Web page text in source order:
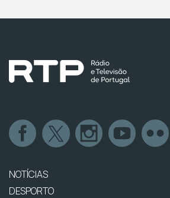
NOTÍCIAS
DESPORTO